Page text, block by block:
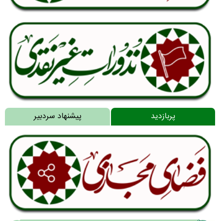
پربازدید پیشنهاد سردبیر